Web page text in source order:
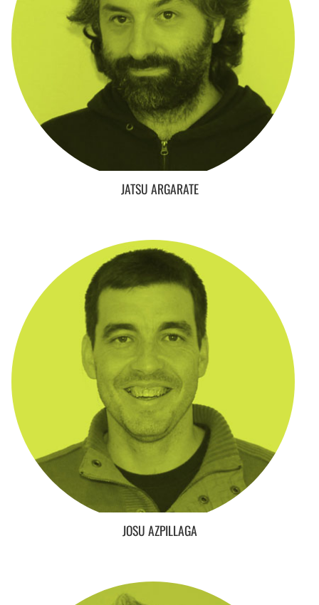
JATSU ARGARATE
JOSU AZPILLAGA